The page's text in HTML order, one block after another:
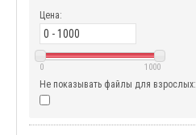
Цена:
0 1000
Не показывать файлы для взрослых: